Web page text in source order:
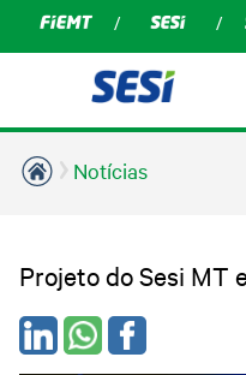
Notícias
Projeto do Sesi MT